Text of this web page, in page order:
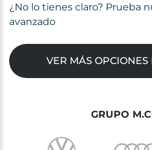
¿No lo tienes claro? Prueba
avanzado
VER MÁS
GRUPO